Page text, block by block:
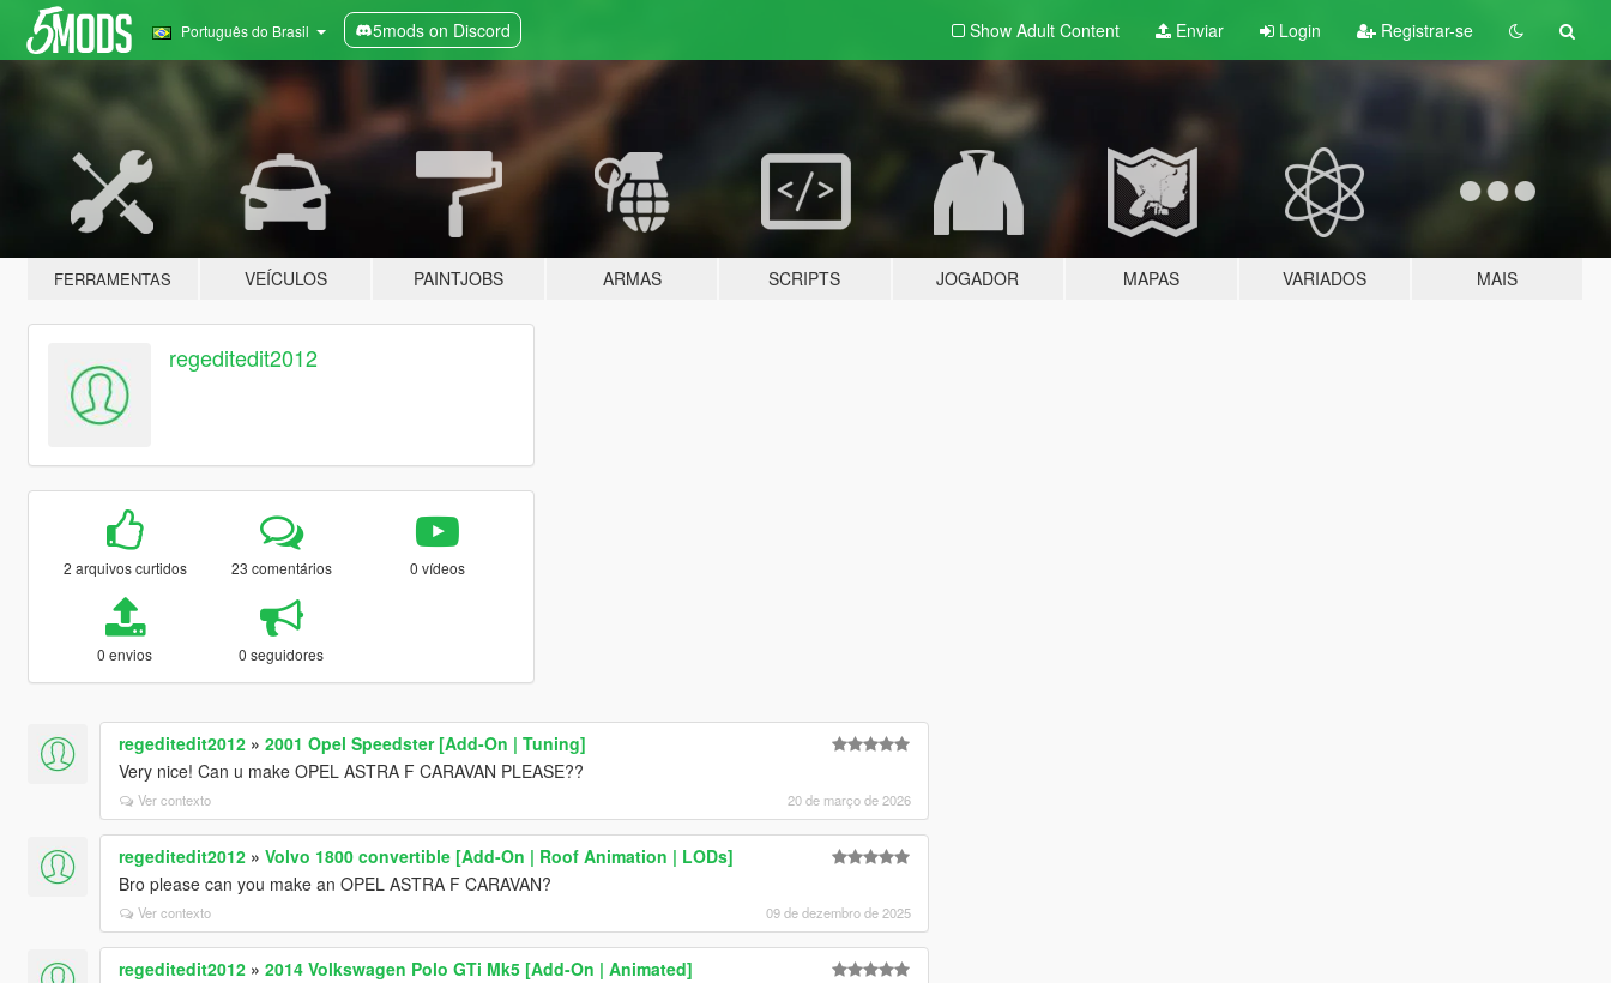
Português do Brasil 5mods on Discord Show Adult Content Enviar Login Registrar-se
FERRAMENTAS VEÍCULOS PAINTJOBS ARMAS SCRIPTS JOGADOR MAPAS VARIADOS MAIS
regeditedit2012
2 arquivos curtidos 23 comentários 0 vídeos
0 envios 0 seguidores
regeditedit2012» 2001 Opel Speedster [Add-On | Tuning]
Very nice! Can u make OPEL ASTRA F CARAVAN PLEASE??
Ver contexto 20 de março de 2026
regeditedit2012» Volvo 1800 convertible [Add-On | Roof Animation | LODs]
Bro please can you make an OPEL ASTRA F CARAVAN?
Ver contexto 09 de dezembro de 2025
regeditedit2012» 2014 Volkswagen Polo GTi Mk5 [Add-On | Animated]